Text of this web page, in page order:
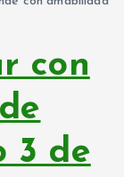
con
3 de